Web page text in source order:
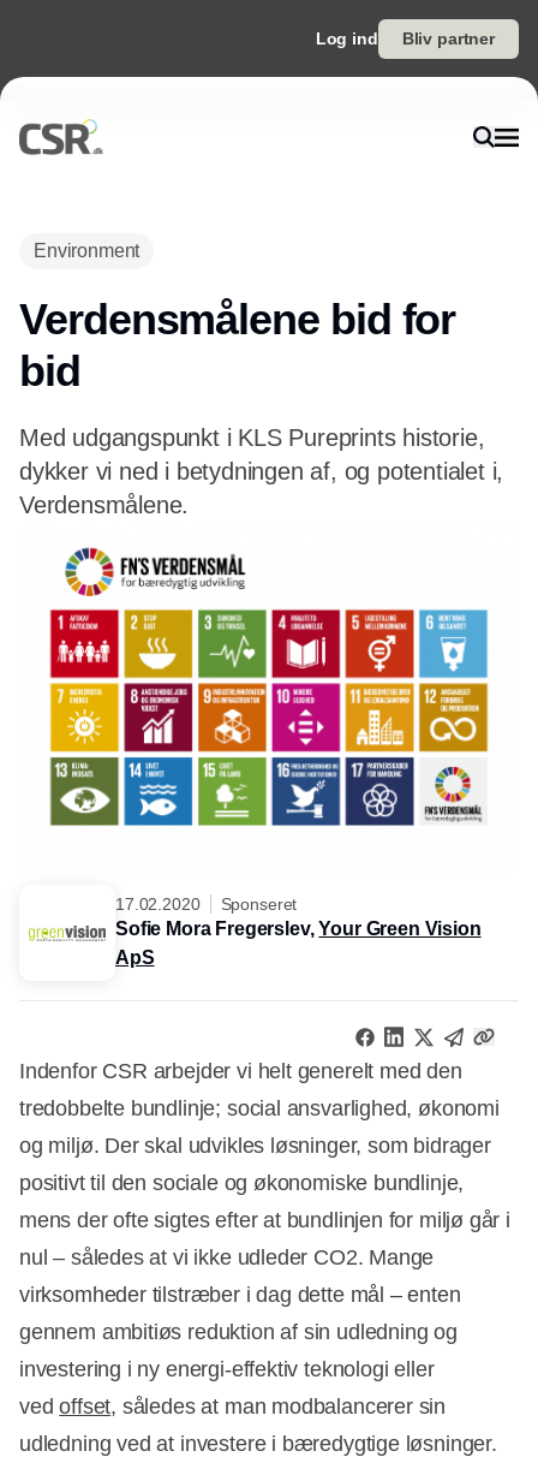
Log ind Bliv partner
Environment
Verdensmålene bid for
bid
Med udgangspunkt i KLS Pureprints historie,
dykker vi ned i betydningen af, og potentialet i,
Verdensmålene.
17.02.2020 Sponseret
Sofie Mora Fregerslev,Your Green Vision
ApS
Indenfor CSR arbejder vi helt generelt med den
tredobbelte bundlinje; social ansvarlighed, økonomi
og miljø. Der skal udvikles løsninger, som bidrager
positivt til den sociale og økonomiske bundlinje,
mens der ofte sigtes efter at bundlinjen for miljø går i
nul – således at vi ikke udleder CO2. Mange
virksomheder tilstræber i dag dette mål – enten
gennem ambitiøs reduktion af sin udledning og
investering i ny energi-effektiv teknologi eller
vedoffset, således at man modbalancerer sin
udledning ved at investere i bæredygtige løsninger.